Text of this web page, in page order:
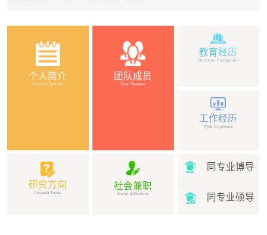
个人简介
Personal Resume
团队成员
Team Members
教育经历
Education Background
工作经历
Work Experience
研究方向
Research Focus
社会兼职
Social Affiliations
同专业博导
同专业硕导